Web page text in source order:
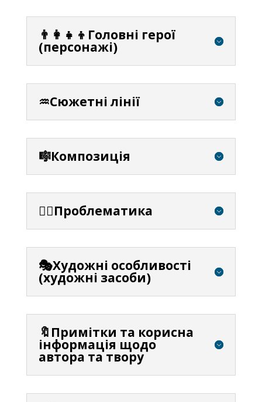
👨‍👩‍👧‍👦Головні герої
(персонажі)
♒Сюжетні лінії
🎼Композиція
⛓️‍💥Проблематика
🎭Художні особливості
(художні засоби)
🔖Примітки та корисна
інформація щодо
автора та твору